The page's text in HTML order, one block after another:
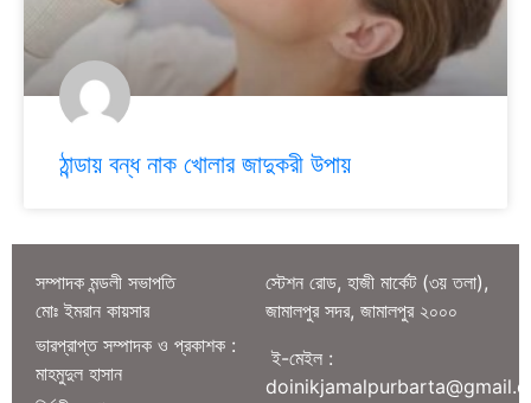
ঠান্ডায় বন্ধ নাক খোলার জাদুকরী উপায়
সম্পাদক মন্ডলী সভাপতি
মোঃ ইমরান কায়সার
ভারপ্রাপ্ত সম্পাদক ও প্রকাশক :
মাহমুদুল হাসান
স্টেশন রোড, হাজী মার্কেট (৩য় তলা),
জামালপুর সদর, জামালপুর ২০০০
ই-মেইল :